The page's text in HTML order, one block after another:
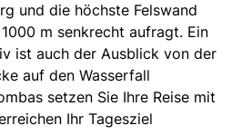
und die höchste Felswand
m senkrecht aufragt. Ein
ist auch der Ausblick von der
auf den Wasserfall
setzen Sie Ihre Reise mit
Ihr Tagesziel